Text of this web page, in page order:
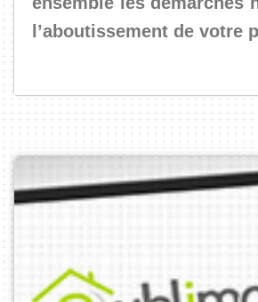
l’aboutissement de votre